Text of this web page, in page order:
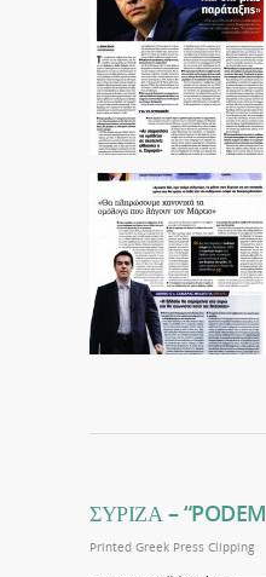
ΣΥΡΙΖΑ –
Printed Greek Press Clipping